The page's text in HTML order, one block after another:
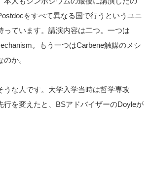
をすべて異なる国で行うというユニ
っています。講演内容は二つ。一つは
。もう一つはCarbene触媒のメシ
か。
うな人です。大学入学当時は哲学専攻
行を変えたと、BSアドバイザーのDoyleが